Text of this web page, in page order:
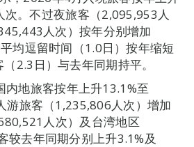
。不过夜旅客（2,095,953人
人次）按年分别增加
均逗留时间（1.0日）按年缩短
2.3日）与去年同期持平。
内地旅客按年上升13.1%至
游旅客（1,235,806人次）增加
人次）及台湾地区
较去年同期分别上升3.1%及